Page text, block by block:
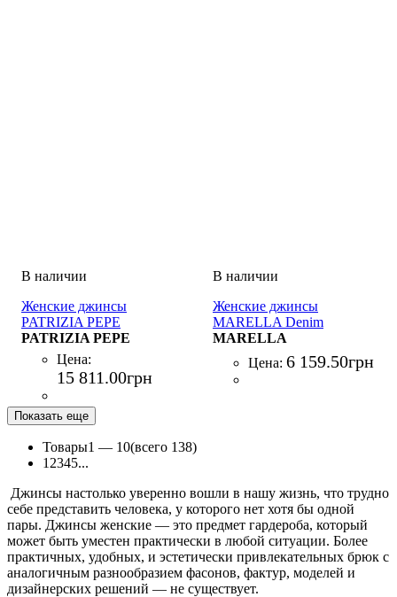
Женские джинсы
PATRIZIA PEPE
PANTALONI/TROUSERS
BLU DENIM
PATRIZIA PEPE
Цена:
15 811.00грн
Женские джинсы
MARELLA Denim
trouser BLU DENIM
MARELLA
Цена: 6 159.50грн
Показать еще
Товары1 — 10(всего 138)
1 2345...
Джинсы настолько уверенно вошли в нашу жизнь, что трудно
себе представить человека, у которого нет хотя бы одной
пары. Джинсы женские — это предмет гардероба, который
может быть уместен практически в любой ситуации. Более
практичных, удобных, и эстетически привлекательных брюк с
аналогичным разнообразием фасонов, фактур, моделей и
дизайнерских решений — не существует.